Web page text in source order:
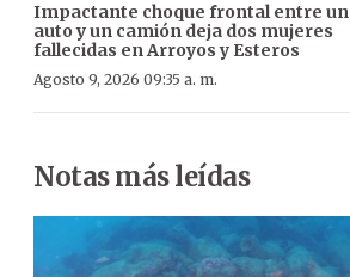
Impactante choque frontal entre un
auto y un camión deja dos mujeres
fallecidas en Arroyos y Esteros
Agosto 9, 2026 09:35 a. m.
Notas más leídas